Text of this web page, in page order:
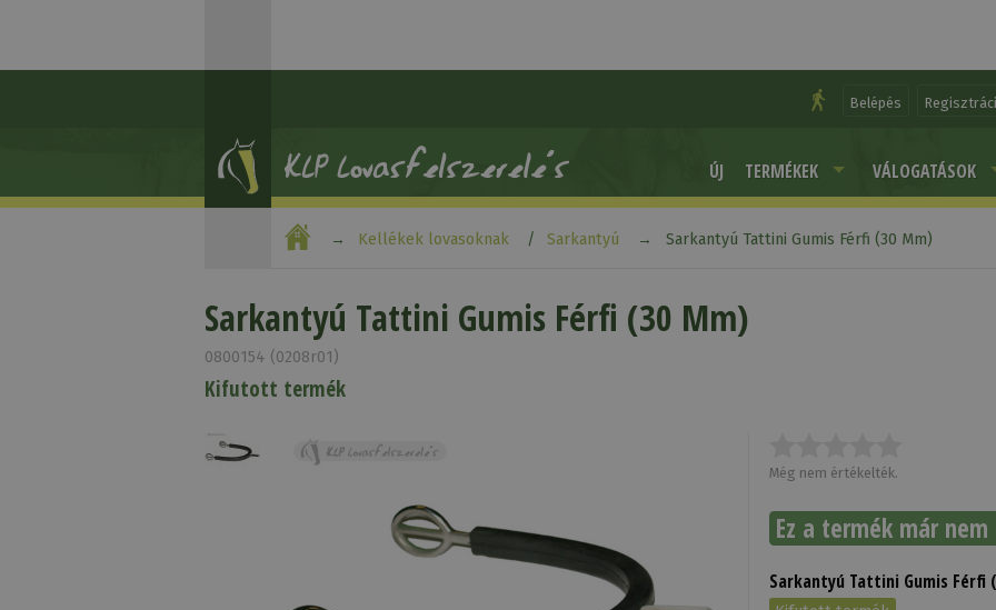
Belépés
ÚJ TERMÉKEK VÁLOGATÁSOK
Kellékek lovasoknak Sarkantyú Sarkantyú Tattini Gumis Férfi (30 Mm)
Sarkantyú Tattini Gumis Férfi (30 Mm)
0800154 (0208r01)
Kifutott termék
Még nem értékelték.
Ez a termék már
Sarkantyú Tattini Gumis